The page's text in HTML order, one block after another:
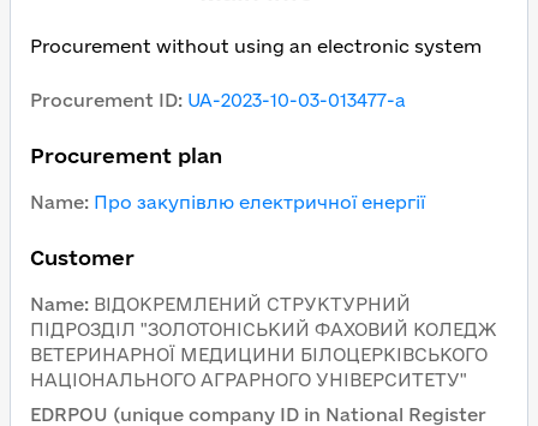
Procurement without using an electronic system
Procurement ID: UA-2023-10-03-013477-a
Procurement plan
Name: Про закупівлю електричної енергії
Customer
Name: ВІДОКРЕМЛЕНИЙ СТРУКТУРНИЙ
ПІДРОЗДІЛ "ЗОЛОТОНІСЬКИЙ ФАХОВИЙ КОЛЕДЖ
ВЕТЕРИНАРНОЇ МЕДИЦИНИ БІЛОЦЕРКІВСЬКОГО
НАЦІОНАЛЬНОГО АГРАРНОГО УНІВЕРСИТЕТУ"
EDRPOU (unique company ID in National Register